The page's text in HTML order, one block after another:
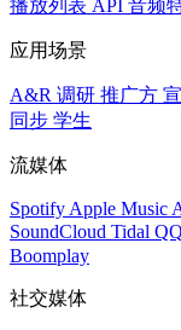
播放列表 API 音频
应用场景
A&R 调研 推广方
同步 学生
流媒体
Spotify Apple Music
SoundCloud Tidal
Boomplay
社交媒体